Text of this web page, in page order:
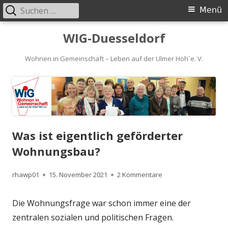
WIG-Duesseldorf
Wohnen in Gemeinschaft – Leben auf der Ulmer Höh´e. V.
Primäres
Menü
Suchen
nach:
Was ist eigentlich geförderter
Wohnungsbau?
Autor
rhawp01
Veröffentlicht
15. November 2021 2 Kommentare
Die Wohnungsfrage war schon immer eine der
zentralen sozialen und politischen Fragen.